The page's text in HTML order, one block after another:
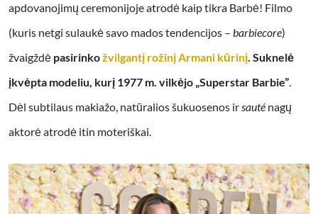
apdovanojimų ceremonijoje atrodė kaip tikra Barbė! Filmo
(kuris netgi sulaukė savo mados tendencijos – barbiecore)
žvaigždė pasirinkožvilgantį rožinį Armani kūrinį . Suknelė
įkvėpta modeliu, kurį 1977 m. vilkėjo „Superstar Barbie”
Dėl subtilaus makiažo, natūralios šukuosenos ir sauté nagų
aktorė atrodė itin moteriškai.